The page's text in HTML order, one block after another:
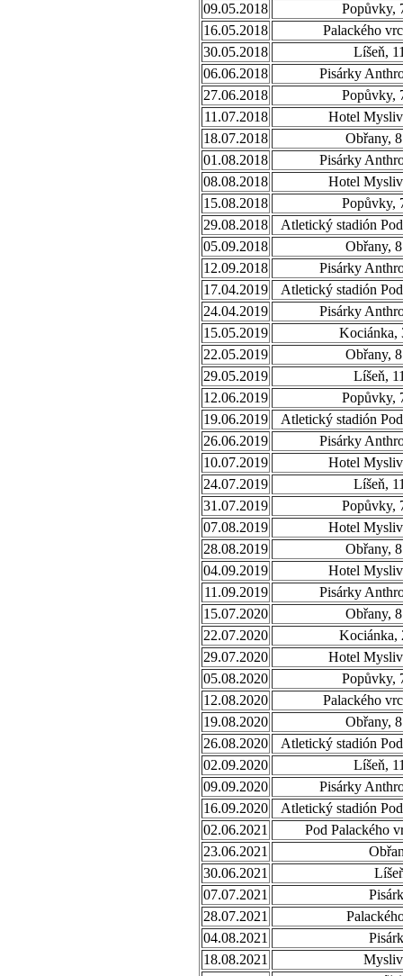
09.05.2018
Popůvky,
16.05.2018
Palackého
30.05.2018
Líšeň,
06.06.2018
Pisárky
27.06.2018
Popůvky,
11.07.2018
Hotel
18.07.2018
Obřany,
01.08.2018
Pisárky
08.08.2018
Hotel
15.08.2018
Popůvky,
29.08.2018
Atletický stadión
05.09.2018
Obřany,
12.09.2018
Pisárky
17.04.2019
Atletický stadión
24.04.2019
Pisárky
15.05.2019
Kociánka,
22.05.2019
Obřany,
29.05.2019
Líšeň,
12.06.2019
Popůvky,
19.06.2019
Atletický stadión
26.06.2019
Pisárky
10.07.2019
Hotel
24.07.2019
Líšeň,
31.07.2019
Popůvky,
07.08.2019
Hotel
28.08.2019
Obřany,
04.09.2019
Hotel
11.09.2019
Pisárky
15.07.2020
Obřany,
22.07.2020
Kociánka,
29.07.2020
Hotel
05.08.2020
Popůvky,
12.08.2020
Palackého
19.08.2020
Obřany,
26.08.2020
Atletický stadión
02.09.2020
Líšeň,
09.09.2020
Pisárky
16.09.2020
Atletický stadión
02.06.2021
Pod Palackého
23.06.2021
30.06.2021
07.07.2021
28.07.2021
04.08.2021
18.08.2021